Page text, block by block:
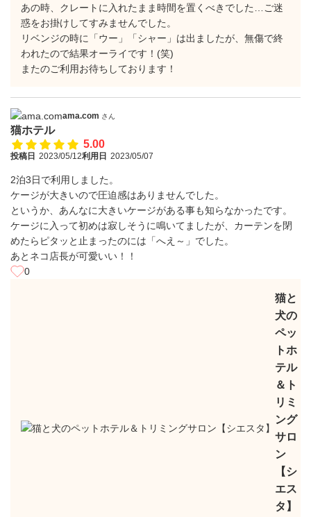
あの時、クレートに入れたまま時間を置くべきでした…ご迷
惑をお掛けしてすみませんでした。
リベンジの時に「ウー」「シャー」は出ましたが、無傷で終
われたので結果オーライです！(笑)
またのご利用お待ちしております！
ama.com さん
猫ホテル
5.00
投稿日 2023/05/12利用日 2023/05/07
2泊3日で利用しました。
ケージが大きいので圧迫感はありませんでした。
というか、あんなに大きいケージがある事も知らなかったです。
ケージに入って初めは寂しそうに鳴いてましたが、カーテンを閉
めたらピタッと止まったのには「へえ～」でした。
あとネコ店長が可愛いい！！
0
猫と
犬の
ペッ
トホ
テル
＆ト
リミ
ング
サロ
ン
【シ
エス
タ】